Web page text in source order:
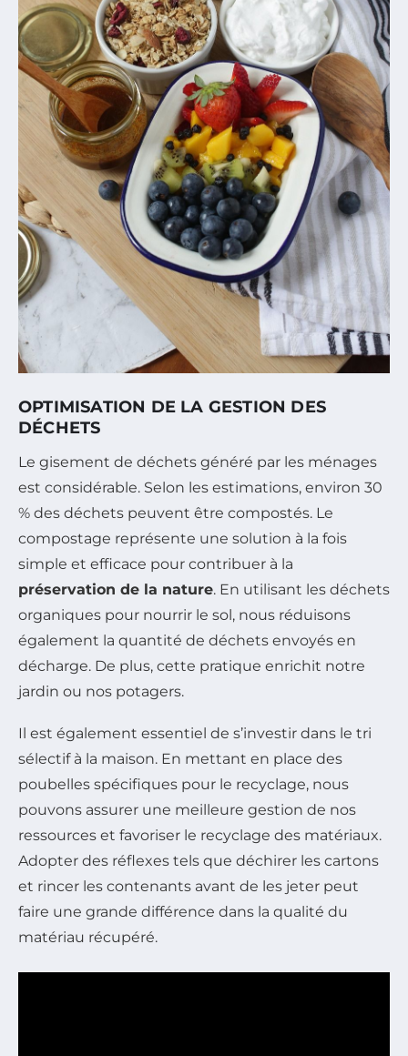
OPTIMISATION DE LA GESTION DES
DÉCHETS
Le gisement de déchets généré par les ménages
est considérable. Selon les estimations, environ 30
% des déchets peuvent être compostés. Le
compostage représente une solution à la fois
simple et efficace pour contribuer à la
préservation de la nature. En utilisant les déchets
organiques pour nourrir le sol, nous réduisons
également la quantité de déchets envoyés en
décharge. De plus, cette pratique enrichit notre
jardin ou nos potagers.
Il est également essentiel de s’investir dans le tri
sélectif à la maison. En mettant en place des
poubelles spécifiques pour le recyclage, nous
pouvons assurer une meilleure gestion de nos
ressources et favoriser le recyclage des matériaux.
Adopter des réflexes tels que déchirer les cartons
et rincer les contenants avant de les jeter peut
faire une grande différence dans la qualité du
matériau récupéré.